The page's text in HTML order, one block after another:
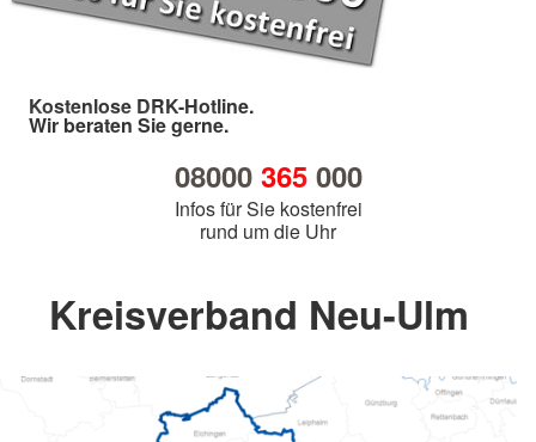
Kostenlose DRK-Hotline.
Wir beraten Sie gerne.
08000 365000
Infos für Sie kostenfrei
rund um die Uhr
Kreisverband Neu-Ulm